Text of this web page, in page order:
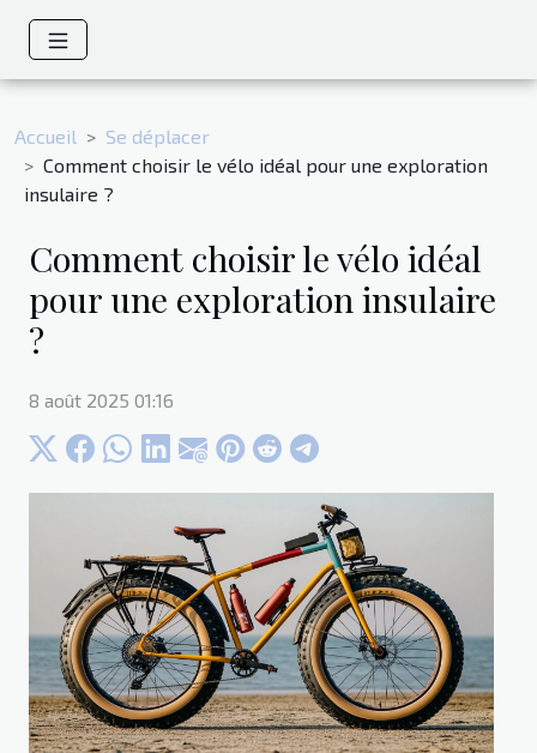
Accueil
Se déplacer
Comment choisir le vélo idéal pour une exploration
insulaire ?
Comment choisir le vélo idéal
pour une exploration insulaire
?
8 août 2025 01:16